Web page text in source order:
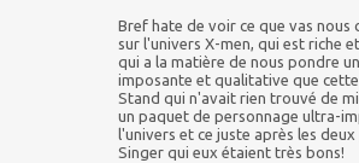
Bref hate de voir ce que vas nous
sur l'univers X-men, qui est riche
qui a la matière de nous pondre
imposante et qualitative que
Stand qui n'avait rien trouvé de
un paquet de personnage ultra-
l'univers et ce juste après les
Singer qui eux étaient très bons!